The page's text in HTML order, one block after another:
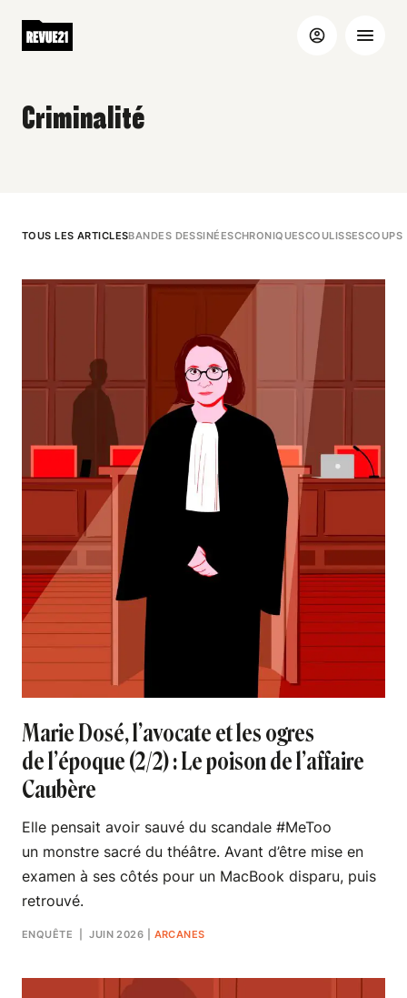
Criminalité
TOUS LES ARTICLESBANDES DESSINÉESCHRONIQUESCOULISSESCOUPS
Marie Dosé, l’avocate et les ogres
de l’époque (2/2) : Le poison de l’affaire
Caubère
Elle pensait avoir sauvé du scandale #MeToo
un monstre sacré du théâtre. Avant d’être mise en
examen à ses côtés pour un MacBook disparu, puis
retrouvé.
ENQUÊTE | JUIN 2026 ARCANES